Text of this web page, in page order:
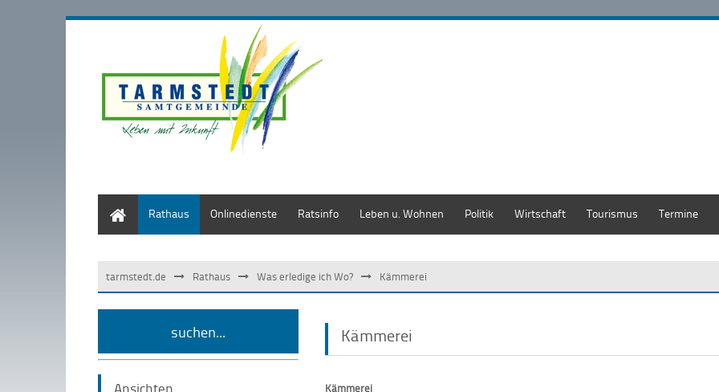
Rathaus Onlinedienste Ratsinfo Leben u. Wohnen Politik Wirtschaft Tourismus Termine
tarmstedt.de Rathaus Was erledige ich Wo? Kämmerei
suchen...
Ansichten
Kämmerei
Kämmerei